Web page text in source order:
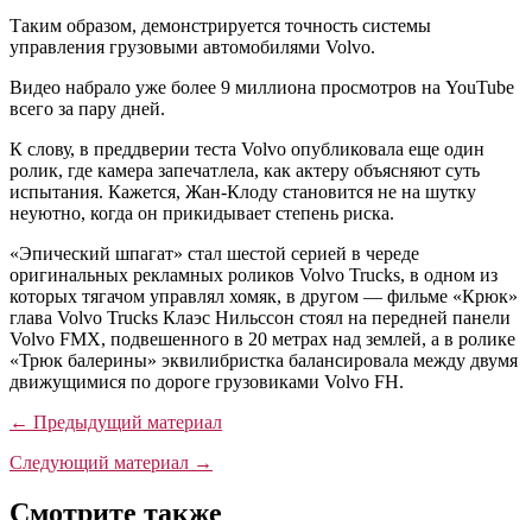
Таким образом, демонстрируется точность системы
управления грузовыми автомобилями Volvo.
Видео набрало уже более 9 миллиона просмотров на YouTube
всего за пару дней.
К слову, в преддверии теста Volvo опубликовала еще один
ролик, где камера запечатлела, как актеру объясняют суть
испытания. Кажется, Жан-Клоду становится не на шутку
неуютно, когда он прикидывает степень риска.
«Эпический шпагат» стал шестой серией в череде
оригинальных рекламных роликов Volvo Trucks, в одном из
которых тягачом управлял хомяк, в другом — фильме «Крюк»
глава Volvo Trucks Клаэс Нильссон стоял на передней панели
Volvo FMX, подвешенного в 20 метрах над землей, а в ролике
«Трюк балерины» эквилибристка балансировала между двумя
движущимися по дороге грузовиками Volvo FH.
← Предыдущий материал
Следующий материал →
Смотрите также